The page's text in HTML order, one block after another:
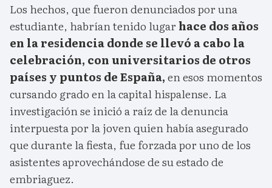
Los hechos, que fueron denunciados por una
estudiante, habrían tenido lugarhace dos años
en la residencia donde se llevó a cabo la
celebración, con universitarios de otros
países y puntos de España,en esos momentos
cursando grado en la capital hispalense. La
investigación se inició a raíz de la denuncia
interpuesta por la joven quien había asegurado
que durante la fiesta, fue forzada por uno de los
asistentes aprovechándose de su estado de
embriaguez.